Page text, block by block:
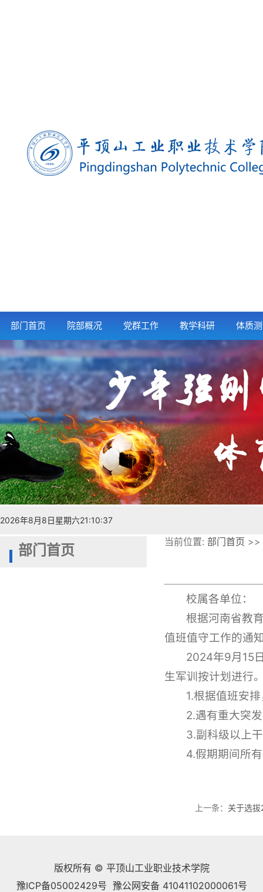
部门首页 院部概况 党群工作 教学科研 体质
2026年8月8日星期六21:10:37
部门首页 当前位置: 部门首页 >>
校属各单位：
根据河南省教
值班值守工作的通
2024年9月15
生军训按计划进行
1.根据值班安
2.遇有重大突
3.副科级以上
4.假期期间所
上一条： 关于选
版权所有 © 平顶山工业职业技术学院
豫ICP备05002429号 豫公网安备 41041102000061号